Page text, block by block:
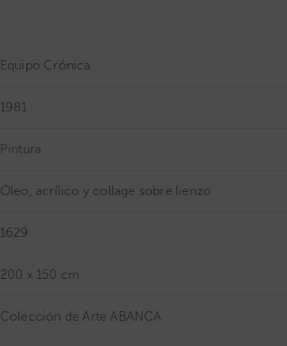
Equipo Crónica
1981
Pintura
Óleo, acrílico y collage sobre lienzo
1629
200 x 150 cm
Colección de Arte ABANCA